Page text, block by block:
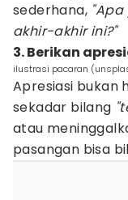
sederhana,
akhir-akhir ini?"
3. Berikan
ilustrasi pacaran
Apresiasi bukan
sekadar bilang
atau
pasangan bisa